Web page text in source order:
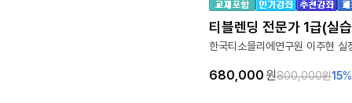
티블렌딩 전문가 1급(실
한국티소믈리에연구원 이주현 실
680,000원800,000원15%